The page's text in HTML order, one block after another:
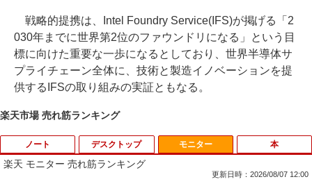
戦略的提携は、Intel Foundry Service(IFS)が掲げる「2
030年までに世界第2位のファウンドリになる」という目
標に向けた重要な一歩になるとしており、世界半導体サ
プライチェーン全体に、技術と製造イノベーションを提
供するIFSの取り組みの実証ともなる。
楽天市場 売れ筋ランキング
ノート デスクトップ モニター
楽天 モニター 売れ筋ランキング
更新日時：2026/08/07 12:00
本